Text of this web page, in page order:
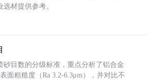
材提供参考。
砂目数的分级标准，重点分析了铝合金
面粗糙度（Ra 3.2-6.3μm），并对比不